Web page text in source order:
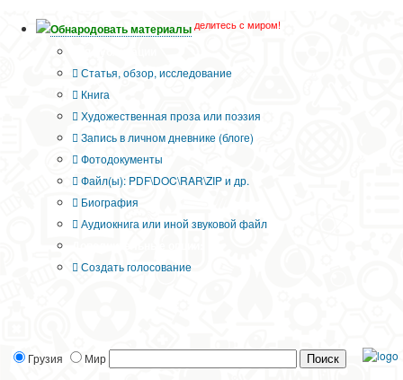
Обнародовать материалы делитесь с миром!
Статья, обзор, исследование
Книга
Художественная проза или поэзия
Запись в личном дневнике (блоге)
Фотодокументы
Файл(ы): PDF\DOC\RAR\ZIP и др.
Биография
Аудиокнига или иной звуковой файл
Создать голосование
Грузия Мир